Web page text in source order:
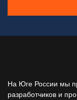
На Юге России мы
разработчиков и